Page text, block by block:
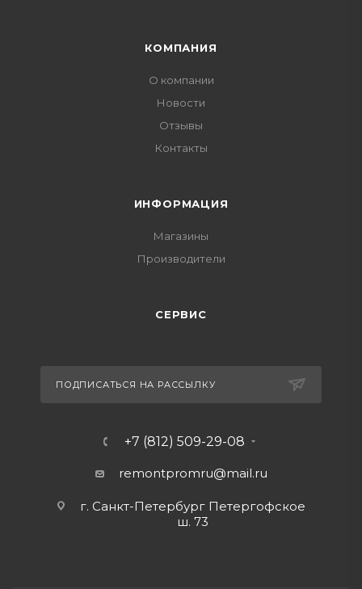
КОМПАНИЯ
О компании
Новости
Отзывы
Контакты
ИНФОРМАЦИЯ
Магазины
Производители
СЕРВИС
ПОДПИСАТЬСЯ НА РАССЫЛКУ
+7 (812) 509-29-08
remontpromru@mail.ru
г. Санкт-Петербург Петергофское
ш. 73